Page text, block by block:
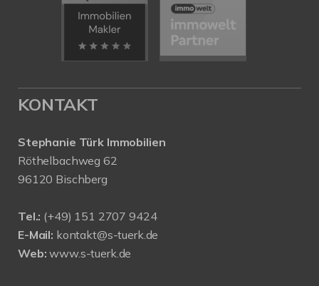
KONTAKT
Stephanie Türk Immobilien
Röthelbachweg 62
96120 Bischberg
Tel.: (+49) 151 2707 9424
E-Mail: kontakt@s-tuerk.de
Web: www.s-tuerk.de